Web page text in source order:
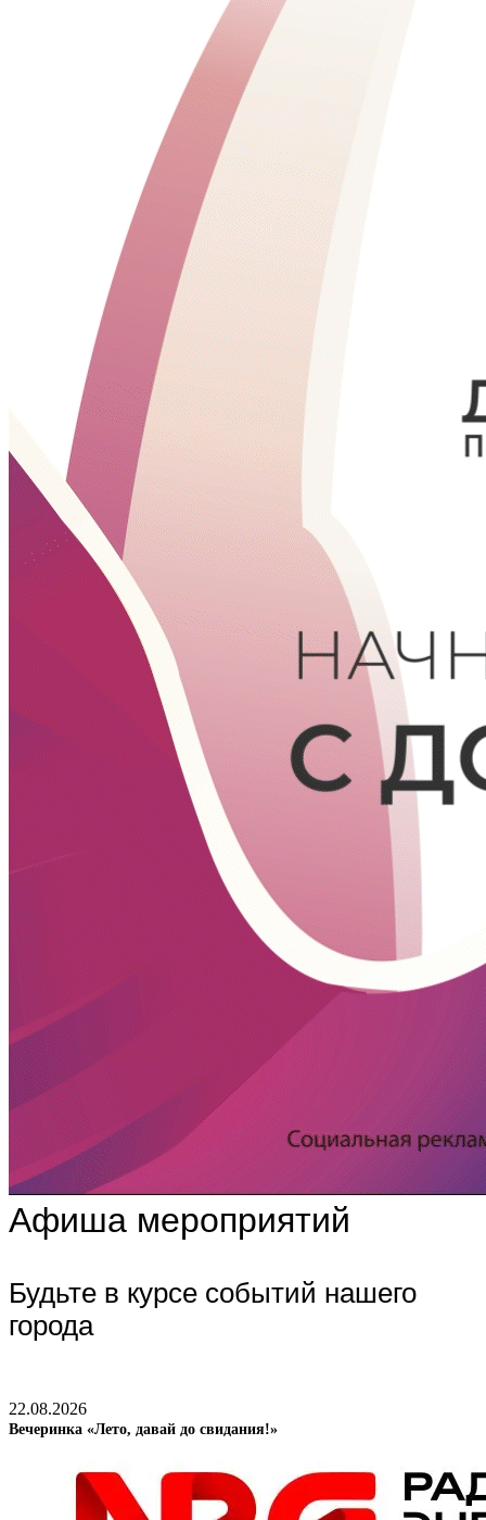
Афиша мероприятий
Будьте в курсе событий нашего
города
22.08.2026
Вечеринка «Лето, давай до свидания!»